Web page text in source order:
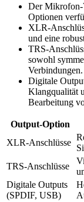
Der Mikrofon-
Optionen
XLR-
und eine
TRS-
sowohl
Verbindungen.
Digitale
Klangqualität
Bearbeitung
Output-Option
XLR-Anschlüsse
TRS-Anschlüsse
Digitale Outputs
(SPDIF, USB)